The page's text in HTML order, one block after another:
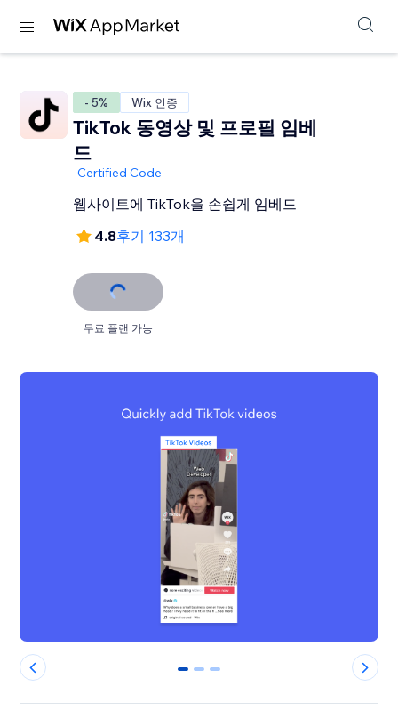
- 5% Wix 인증
TikTok 동영상 및 프로필 임베
드
-Certified Code
웹사이트에 TikTok을 손쉽게 임베드
4.8후기 133개
무료 플랜 가능
0 1 2